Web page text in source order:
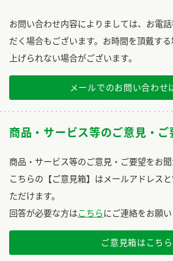
お問い合わせ内容によりましては、お電
だく場合もございます。お時間を頂戴す
上げられない場合がございます。
メールでのお問い合わせ
商品・サービス等のご意見・ご
商品・サービス等のご意見・ご要望をお聞
こちらの【ご意見箱】はメールアドレス
ただけます。
回答が必要な方はこちらにご連絡をお願い
ご意見箱はこちら